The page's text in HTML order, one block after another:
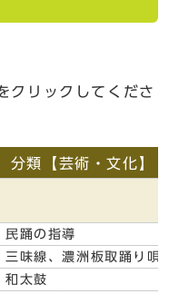
クリックしてくださ
分類【芸術・文化】
民踊の指導
三味線、濃洲板取踊り唄
和太鼓